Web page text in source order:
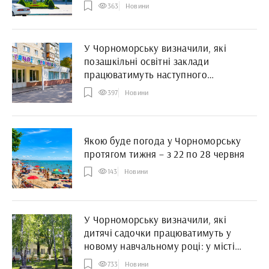
363 Новини
У Чорноморську визначили, які
позашкільні освітні заклади
працюватимуть наступного
навчального року
397 Новини
Якою буде погода у Чорноморську
протягом тижня – з 22 по 28 червня
143 Новини
У Чорноморську визначили, які
дитячі садочки працюватимуть у
новому навчальному році: у місті
буде 53 групи
733 Новини